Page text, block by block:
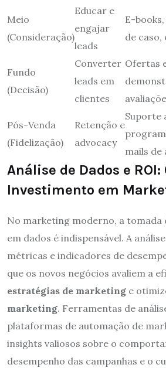
Meio
(Consideração)
Educar e
engajar
leads
E-
de
Fundo
(Decisão)
Converter
leads em
clientes
Ofertas
Pós-Venda
(Fidelização)
Retenção e
advocacy
Suporte
mails de
Análise de Dados e
Investimento em
No marketing moderno, a tomada
em dados é indispensável. A
métricas e indicadores de
que os novos negócios avaliem a
estratégias de marketing e
marketing. Ferramentas de
plataformas de automação de
insights valiosos sobre o
desempenho das campanhas e o